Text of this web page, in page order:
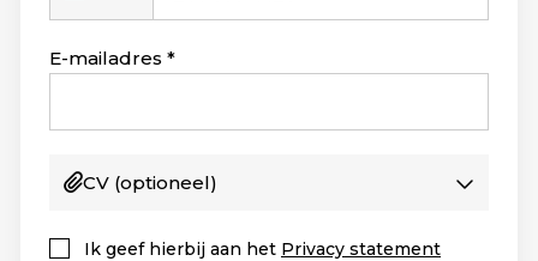
Staten
+1
E-mailadres
CV (optioneel)
Ik geef hierbij aan het Privacy statement